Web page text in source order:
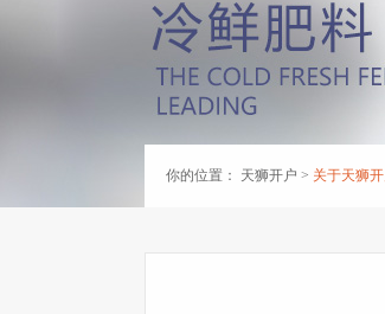
你的位置： 天狮开户 > 关于天狮